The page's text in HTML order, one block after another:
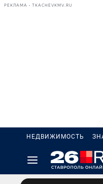
РЕКЛАМА • TKACHEVKMV.RU
НЕДВИЖИМОСТЬ